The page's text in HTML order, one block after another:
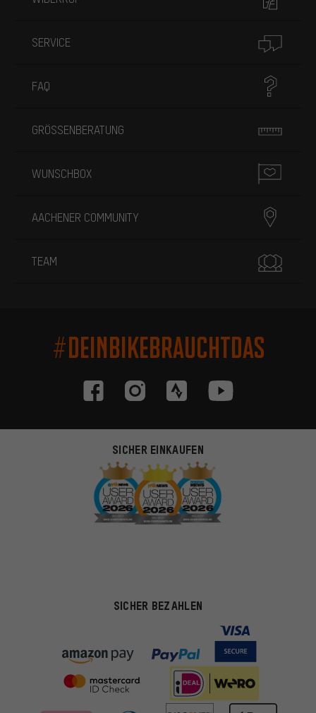
SERVICE
FAQ
GRÖSSENBERATUNG
WUNSCHBOX
AACHENER COMMUNITY
TEAM
#DEINBIKEBRAUCHTDAS
SICHER EINKAUFEN
SICHER BEZAHLEN